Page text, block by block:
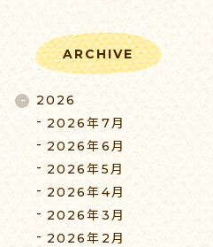
5353
17:00（平日）
ARCHIVE
2026
2026年7月
2026年6月
2026年5月
2026年4月
2026年3月
2026年2月